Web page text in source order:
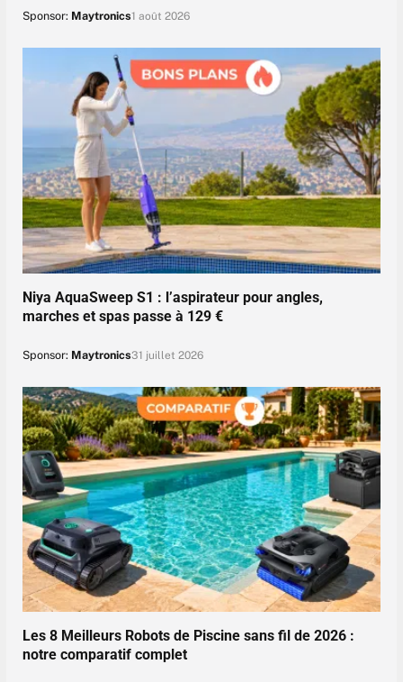
Sponsor: Maytronics1 août 2026
Niya AquaSweep S1 : l’aspirateur pour angles,
marches et spas passe à 129 €
Sponsor: Maytronics31 juillet 2026
Les 8 Meilleurs Robots de Piscine sans fil de 2026 :
notre comparatif complet